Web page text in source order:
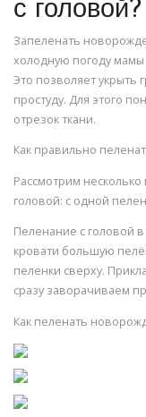
с головой?
Запеленать
холодную погоду
Это позволяет укрыть
простуду. Для этого
отрезок ткани.
Как правильно
Рассмотрим
головой: с одной
Пеленание с головой
кровати большую
пеленки сверху.
сразу заворачиваем
Как пеленать